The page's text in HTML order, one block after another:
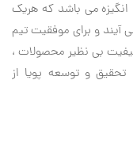
می باشد که هریک
آیند و برای موفقیت تيم
بی نظير محصولات ،
تحقیق و توسعه پویا از